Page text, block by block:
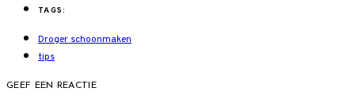
TAGS:
Droger schoonmaken
tips
GEEF EEN REACTIE